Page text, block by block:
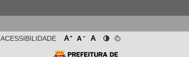
A+ A- A
ACESSIBILIDADE